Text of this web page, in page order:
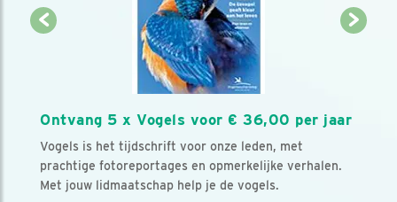
Ontvang 5 x Vogels voor € 36,00 per jaar
Vogels is het tijdschrift voor onze leden, met
prachtige fotoreportages en opmerkelijke verhalen.
Met jouw lidmaatschap help je de vogels.